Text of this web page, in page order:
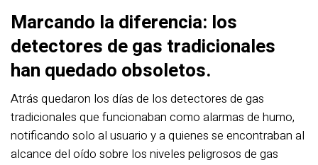
Marcando la diferencia: los
detectores de gas tradicionales
han quedado obsoletos.
Atrás quedaron los días de los detectores de gas
tradicionales que funcionaban como alarmas de humo,
notificando solo al usuario y a quienes se encontraban al
alcance del oído sobre los niveles peligrosos de gas